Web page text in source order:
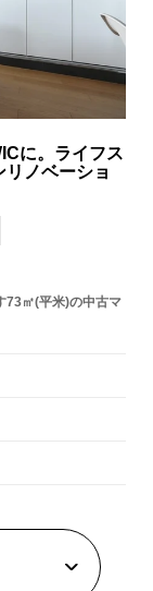
に。ライフス
ノベーショ
73㎡(平米)の中古マ